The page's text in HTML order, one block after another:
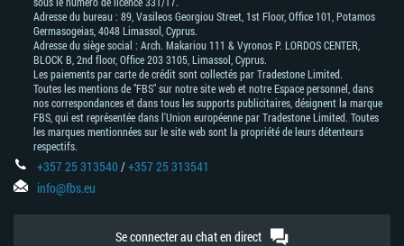
Adresse du bureau : 89, Vasileos Georgiou Street, 1st Floor, Office 101, Potamos
Germasogeias, 4048 Limassol, Cyprus.
Adresse du siège social : Arch. Makariou 111 & Vyronos Р. LORDOS CENTER,
BLOCK В, 2nd floor, Office 203 3105, Limassol, Cyprus.
Les paiements par carte de crédit sont collectés par Tradestone Limited.
Toutes les mentions de "FBS" sur notre site web et notre Espace personnel, dans
nos correspondances et dans tous les supports publicitaires, désignent la marque
FBS, qui est représentée dans l'Union européenne par Tradestone Limited. Toutes
les marques mentionnées sur le site web sont la propriété de leurs détenteurs
respectifs.
+357 25 313540/+357 25 313541
info@fbs.eu
Se connecter au chat en direct